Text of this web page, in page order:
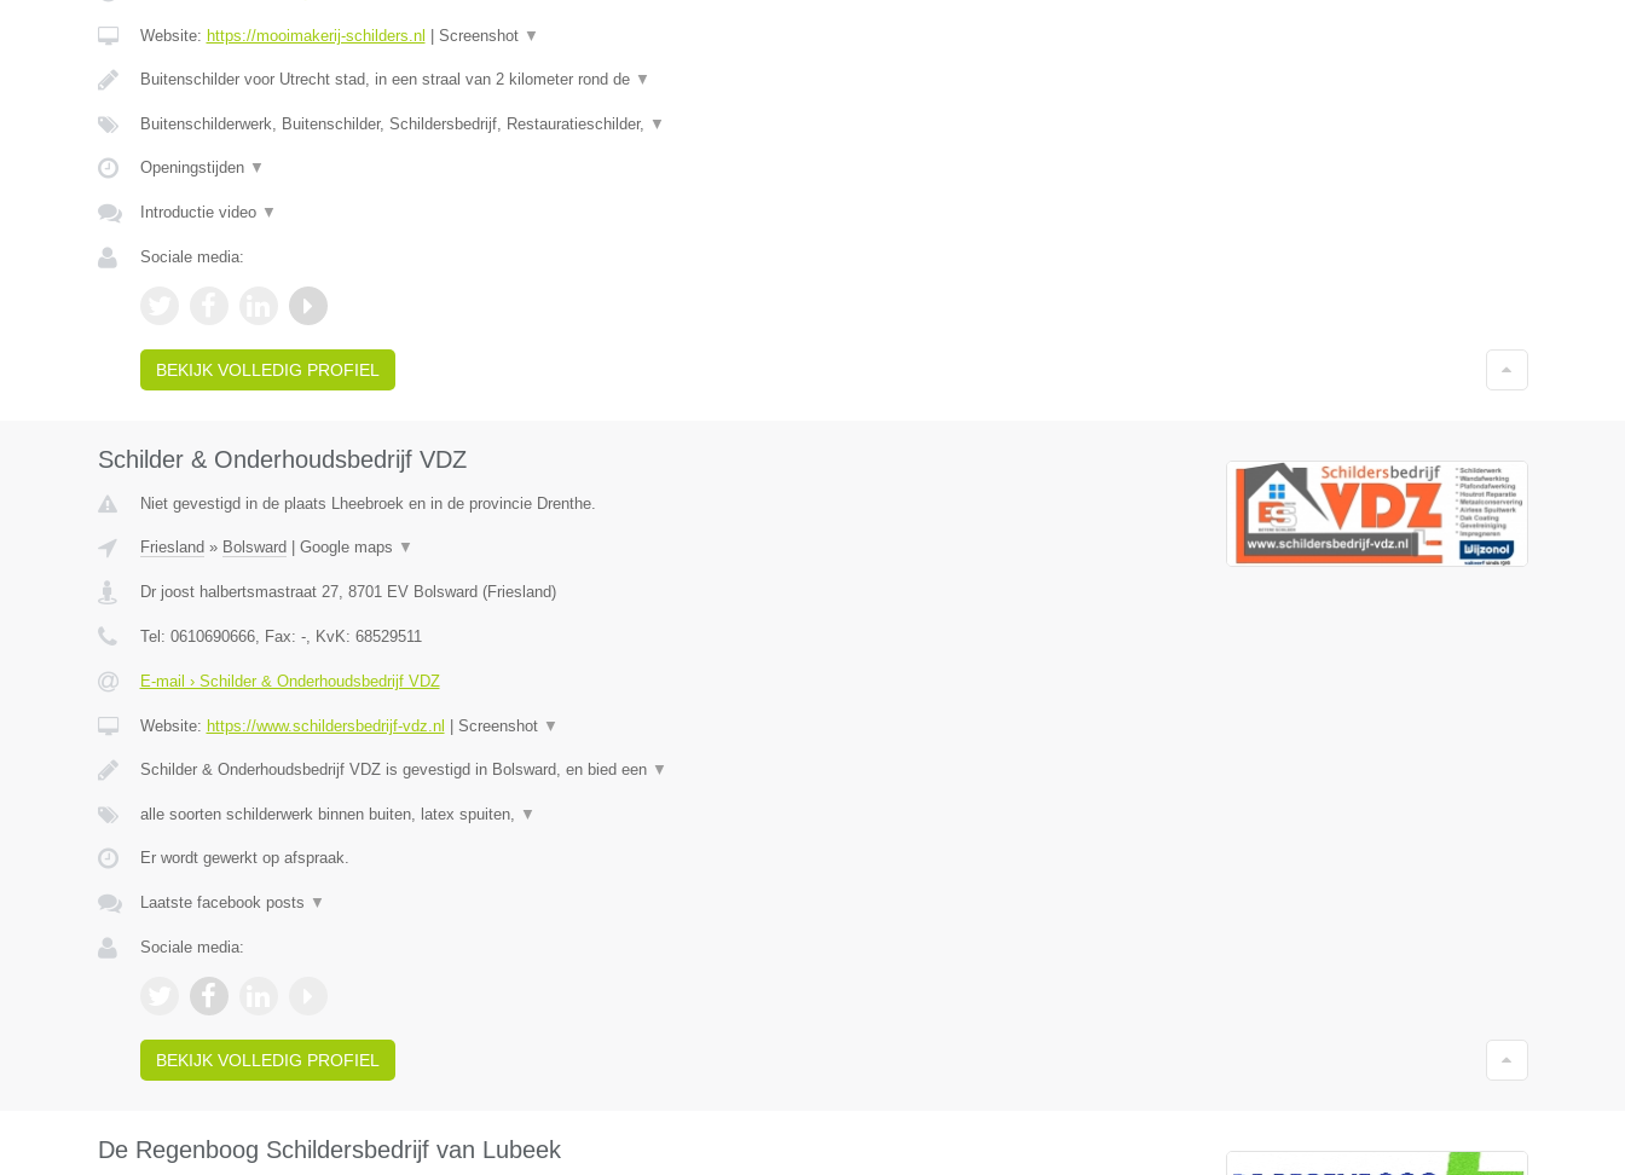
Website: https://mooimakerij-schilders.nl Screenshot ▼
Buitenschilder voor Utrecht stad, in een straal van 2 kilometer rond de ▼
Buitenschilderwerk, Buitenschilder, Schildersbedrijf, Restauratieschilder, ▼
Openingstijden ▼
Introductie video ▼
Sociale media:
BEKIJK VOLLEDIG PROFIEL
Schilder & Onderhoudsbedrijf VDZ
Niet gevestigd in de plaats Lheebroek en in de provincie Drenthe.
Friesland » Bolsward Google maps ▼
Dr joost halbertsmastraat 27, 8701 EV Bolsward (Friesland)
Tel: 0610690666, Fax: -, KvK: 68529511
E-mail › Schilder & Onderhoudsbedrijf VDZ
Website: https://www.schildersbedrijf-vdz.nl Screenshot ▼
Schilder & Onderhoudsbedrijf VDZ is gevestigd in Bolsward, en bied een ▼
alle soorten schilderwerk binnen buiten, latex spuiten, ▼
Er wordt gewerkt op afspraak.
Laatste facebook posts ▼
Sociale media:
BEKIJK VOLLEDIG PROFIEL
De Regenboog Schildersbedrijf van Lubeek